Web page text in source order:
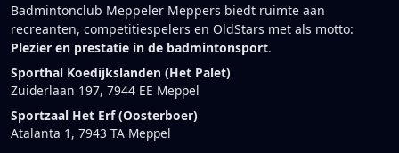
Badmintonclub Meppeler Meppers biedt ruimte aan
recreanten, competitiespelers en OldStars met als motto:
Plezier en prestatie in de badmintonsport.
Sporthal Koedijkslanden (Het Palet)
Zuiderlaan 197, 7944 EE Meppel
Sportzaal Het Erf (Oosterboer)
Atalanta 1, 7943 TA Meppel